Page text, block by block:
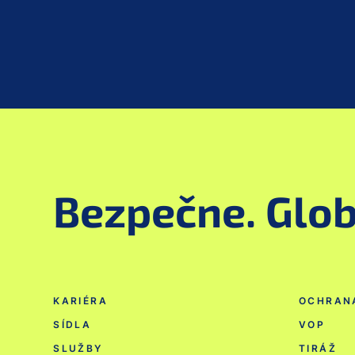
Bezpečne.
KARIÉRA
SÍDLA
SLUŽBY
VOP
TIRÁŽ